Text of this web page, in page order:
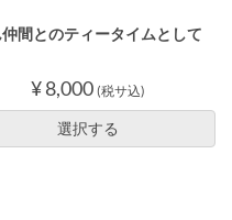
間とのティータイムとして
¥ 8,000 (税サ込)
選択する